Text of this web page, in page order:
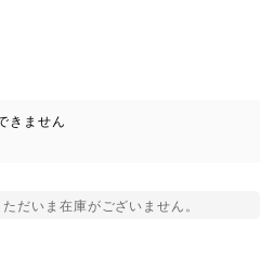
きません
だいま在庫がございません。